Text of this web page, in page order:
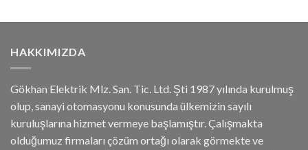
HAKKIMIZDA
Gökhan Elektrik Mlz. San. Tic. Ltd. Şti 1987 yılında kurulmuş
olup, sanayi otomasyonu konusunda ülkemizin sayılı
kuruluşlarına hizmet vermeye başlamıştır. Çalışmakta
olduğumuz firmaları çözüm ortağı olarak görmekte ve